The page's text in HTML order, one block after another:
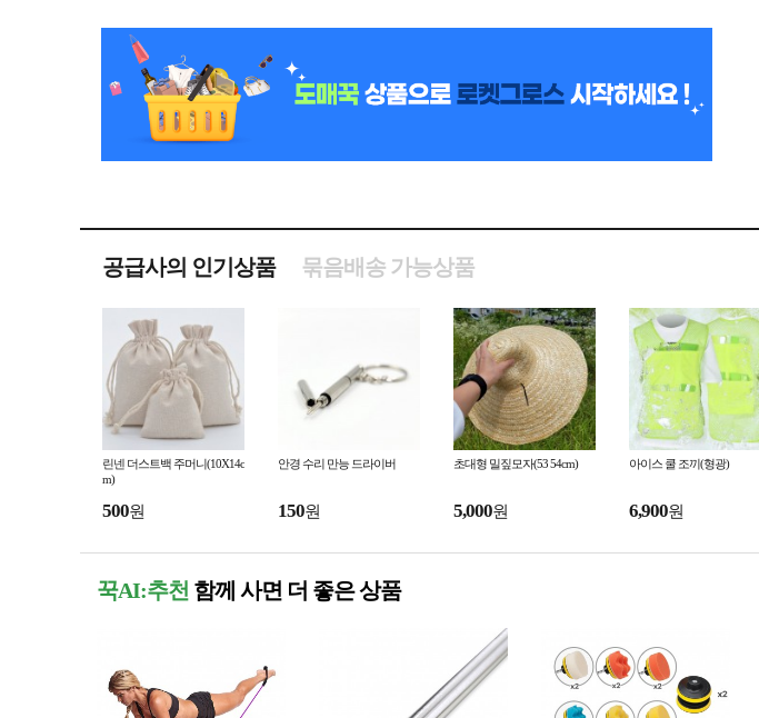
공급사의 인기상품 묶음배송 가능상품
린넨 더스트백 주머니(10X14c
m)
500원
안경 수리 만능 드라이버
150원
초대형 밀짚모자(53 54cm)
5,000원
아이스 쿨 조끼(형광)
6,900원
꾹AI:추천 함께 사면 더 좋은 상품